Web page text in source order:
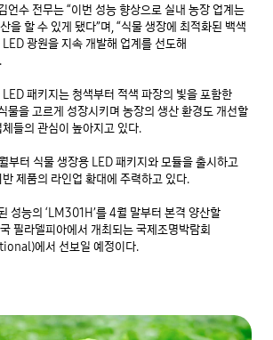
언수 전무는 “이번 성능 향상으로 실내 농장 업계는
을 할 수 있게 됐다”며, “식물 생장에 최적화된 백색
광원을 지속 개발해 업계를 선도해
패키지는 청색부터 적색 파장의 빛을 포함한
물을 고르게 성장시키며 농장의 생산 환경도 개선할
들의 관심이 높아지고 있다.
부터 식물 생장용 LED 패키지와 모듈을 출시하고
제품의 라인업 확대에 주력하고 있다.
성능의 ‘LM301H’를 4월 말부터 본격 양산할
필라델피아에서 개최되는 국제조명박람회
에서 선보일 예정이다.